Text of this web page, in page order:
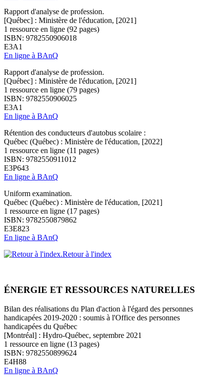
Rapport d'analyse de profession.
[Québec] : Ministère de l'éducation, [2021]
1 ressource en ligne (92 pages)
ISBN: 9782550906018
E3A1
En ligne à BAnQ
Rapport d'analyse de profession.
[Québec] : Ministère de l'éducation, [2021]
1 ressource en ligne (79 pages)
ISBN: 9782550906025
E3A1
En ligne à BAnQ
Rétention des conducteurs d'autobus scolaire :
Québec (Québec) : Ministère de l'éducation, [2022]
1 ressource en ligne (11 pages)
ISBN: 9782550911012
E3P643
En ligne à BAnQ
Uniform examination.
Québec (Québec) : Ministère de l'éducation, [2021]
1 ressource en ligne (17 pages)
ISBN: 9782550879862
E3E823
En ligne à BAnQ
Retour à l'index
ÉNERGIE ET RESSOURCES NATURELLES
Bilan des réalisations du Plan d'action à l'égard des personnes
handicapées 2019-2020 : soumis à l'Office des personnes
handicapées du Québec
[Montréal] : Hydro-Québec, septembre 2021
1 ressource en ligne (13 pages)
ISBN: 9782550899624
E4H88
En ligne à BAnQ